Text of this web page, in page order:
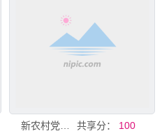
共享分： 100